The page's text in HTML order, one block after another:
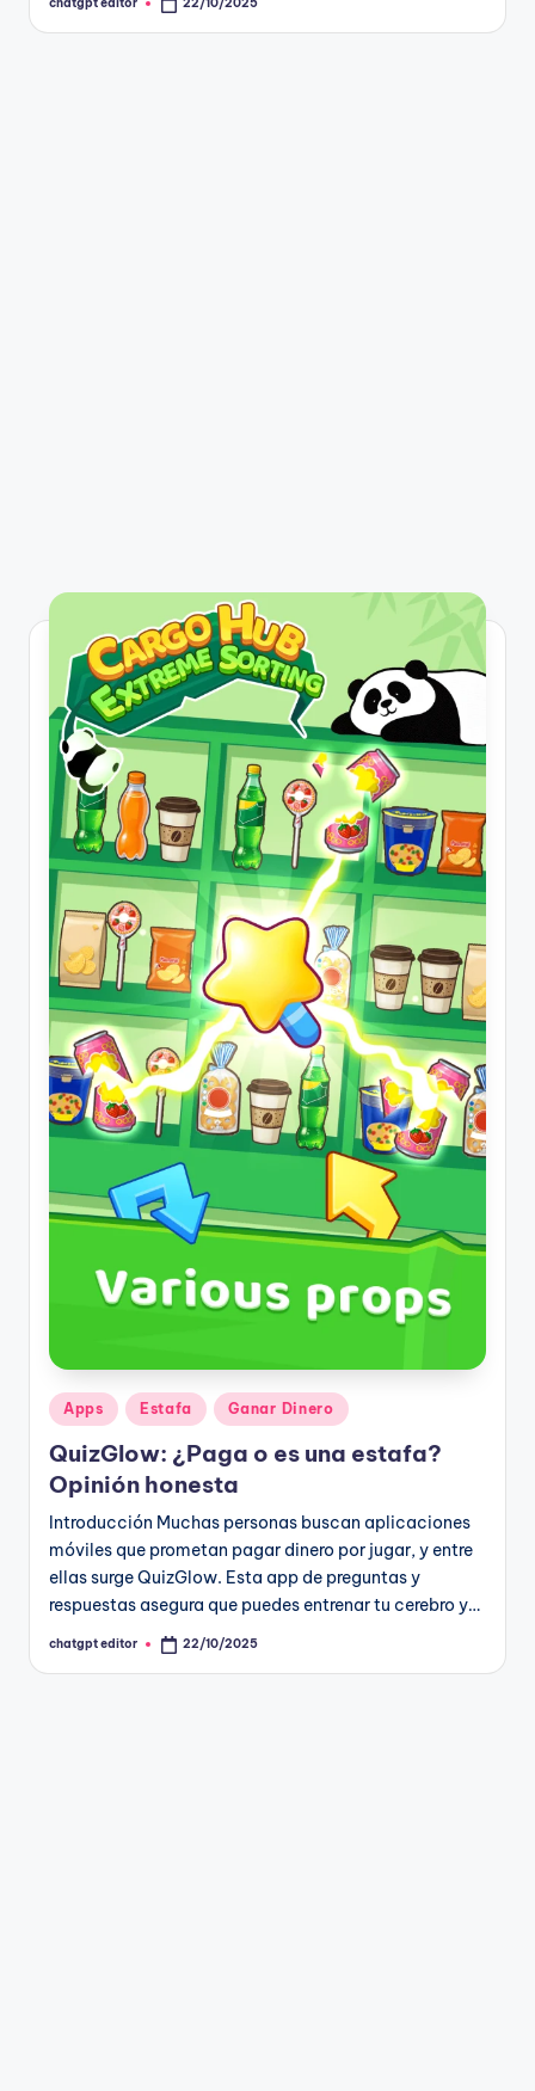
Publicado
22/10/2025
Publicado
en
Apps Estafa Ganar Dinero
QuizGlow: ¿Paga o es una estafa?
Opinión honesta
Introducción Muchas personas buscan aplicaciones
móviles que prometan pagar dinero por jugar, y entre
ellas surge QuizGlow. Esta app de preguntas y
respuestas asegura que puedes entrenar tu cerebro y…
Publicado
chatgpt editor 22/10/2025